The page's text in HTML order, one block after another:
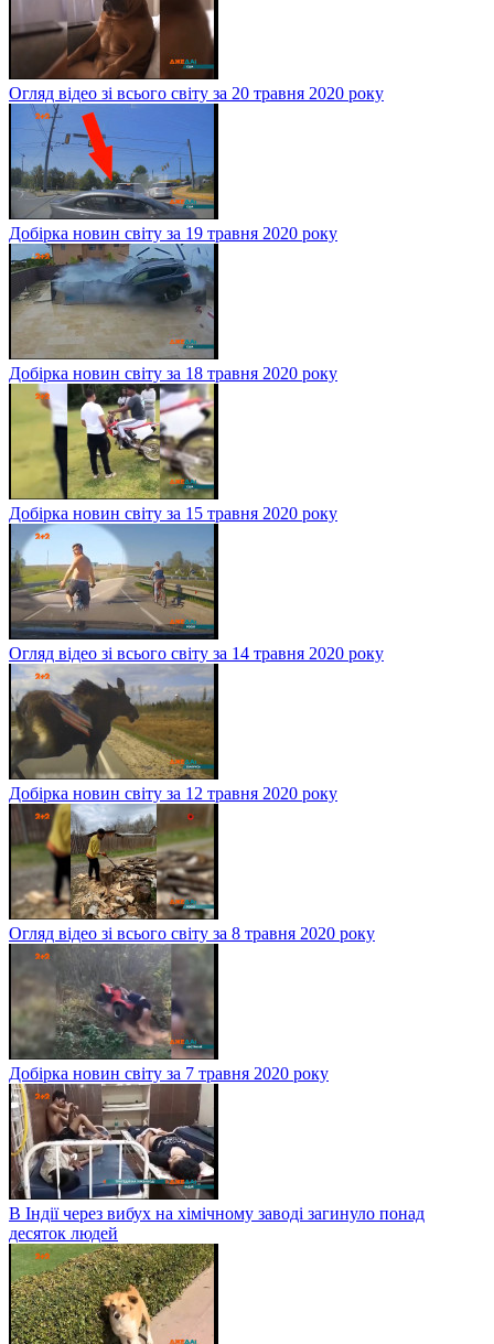
Огляд відео зі всього світу за 20 травня 2020 року
Добірка новин світу за 19 травня 2020 року
Добірка новин світу за 18 травня 2020 року
Добірка новин світу за 15 травня 2020 року
Огляд відео зі всього світу за 14 травня 2020 року
Добірка новин світу за 12 травня 2020 року
Огляд відео зі всього світу за 8 травня 2020 року
Добірка новин світу за 7 травня 2020 року
В Індії через вибух на хімічному заводі загинуло понад
десяток людей